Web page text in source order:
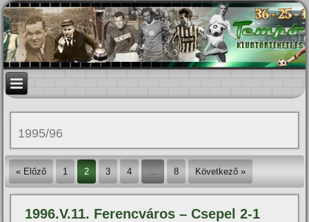
1995/96
« Előző 1 2 3 4 … 8 Következő »
1996.V.11. Ferencváros – Csepel 2-1